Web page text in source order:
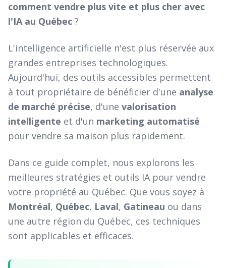
comment vendre plus vite et plus cher avec
l'IA au Québec ?
L'intelligence artificielle n'est plus réservée aux
grandes entreprises technologiques.
Aujourd'hui, des outils accessibles permettent
à tout propriétaire de bénéficier d'une analyse
de marché précise, d'une valorisation
intelligente et d'un marketing automatisé
pour vendre sa maison plus rapidement.
Dans ce guide complet, nous explorons les
meilleures stratégies et outils IA pour vendre
votre propriété au Québec. Que vous soyez à
Montréal, Québec, Laval, Gatineau ou dans
une autre région du Québec, ces techniques
sont applicables et efficaces.